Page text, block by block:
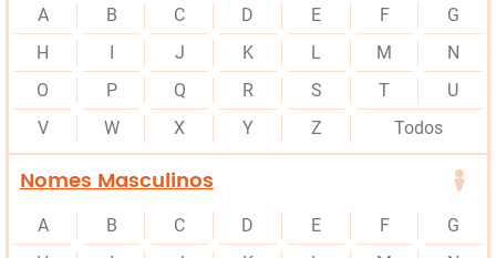
A B C D E F
G
H
I J K L M
N
O
P Q R S T
U
V
W X Y Z Todos
Nomes Masculinos
A B C D E F
G